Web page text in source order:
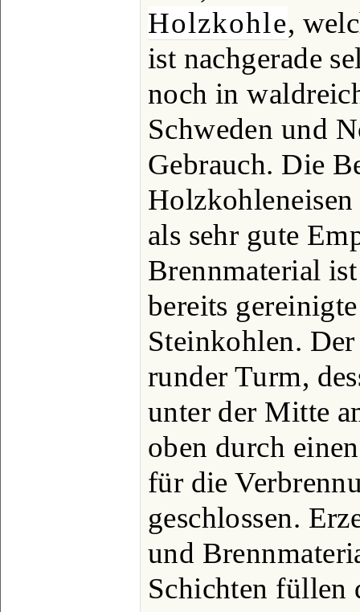
Holzkohle,
ist nachgerade
noch in
Schweden und
Gebrauch. Die
Holzkohleneisen
als sehr gute
Brennmaterial
bereits
Steinkohlen.
runder Turm,
unter der Mitte
oben durch
für die
geschlossen.
und
Schichten füllen